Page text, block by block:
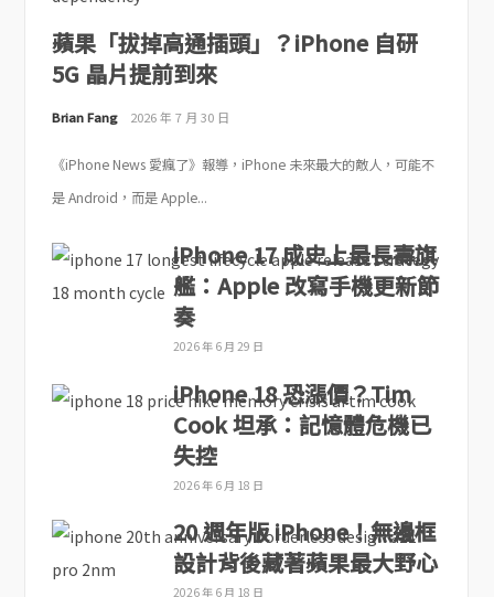
蘋果「拔掉高通插頭」？iPhone 自研
5G 晶片提前到來
Brian Fang 2026 年 7 月 30 日
《iPhone News 愛瘋了》報導，iPhone 未來最大的敵人，可能不
是 Android，而是 Apple...
iPhone 17 成史上最長壽旗
艦：Apple 改寫手機更新節
奏
2026 年 6 月 29 日
iPhone 18 恐漲價？Tim
Cook 坦承：記憶體危機已
失控
2026 年 6 月 18 日
20 週年版 iPhone！無邊框
設計背後藏著蘋果最大野心
2026 年 6 月 18 日